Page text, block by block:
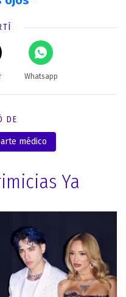
Whatsapp
DE
médico
Ya